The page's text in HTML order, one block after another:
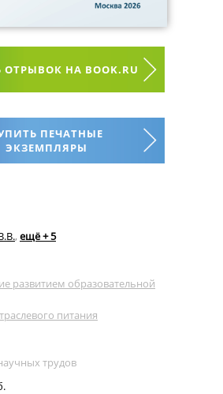
НА BOOK.RU
ПЕЧАТНЫЕ
ЭКЗЕМПЛЯРЫ
, ещё + 5
развитием образовательной
питания
трудов